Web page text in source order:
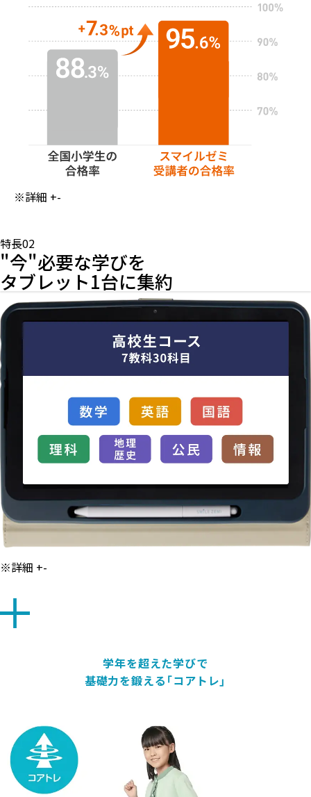
※詳細 +-
特長02
"今"必要な学びを
タブレット1台に集約
※詳細 +-
学年を超えた学びで
基礎力を鍛える「コアトレ」